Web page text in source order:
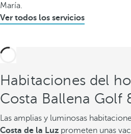
María.
Ver todos los servicios
Habitaciones del
Costa Ballena Golf
Las amplias y luminosas
Costa de la Luz prometen unas